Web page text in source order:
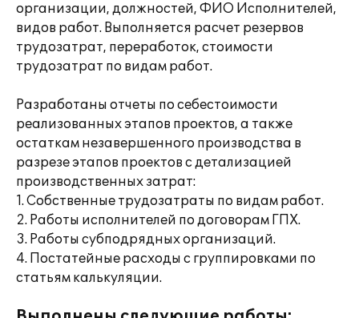
организации, должностей, ФИО Исполнителей,
видов работ. Выполняется расчет резервов
трудозатрат, переработок, стоимости
трудозатрат по видам работ.
Разработаны отчеты по себестоимости
реализованных этапов проектов, а также
остаткам незавершенного производства в
разрезе этапов проектов с детализацией
производственных затрат:
1. Собственные трудозатраты по видам работ.
2. Работы исполнителей по договорам ГПХ.
3. Работы субподрядных организаций.
4. Постатейные расходы с группировками по
статьям калькуляции.